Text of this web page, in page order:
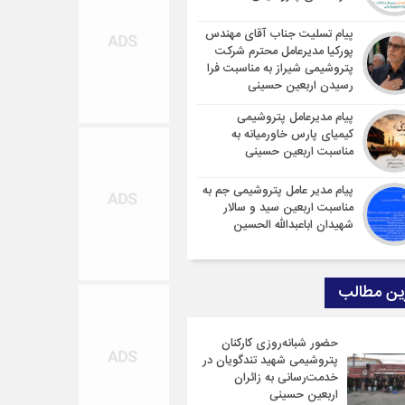
پیام تسلیت جناب آقای مهندس
پوركیا مدیرعامل محترم شركت
پتروشیمی شیراز به مناسبت فرا
رسیدن اربعین حسینی
پیام مدیرعامل پتروشیمی
کیمیای پارس خاورمیانه به
مناسبت اربعین حسینی
پیام مدیر عامل پتروشیمی جم به
مناسبت اربعین سید و سالار
شهیدان اباعبدالله الحسین
مطالب
حضور شبانه‌روزی کارکنان
پتروشیمی شهید تندگویان در
خدمت‌رسانی به زائران
اربعین حسینی